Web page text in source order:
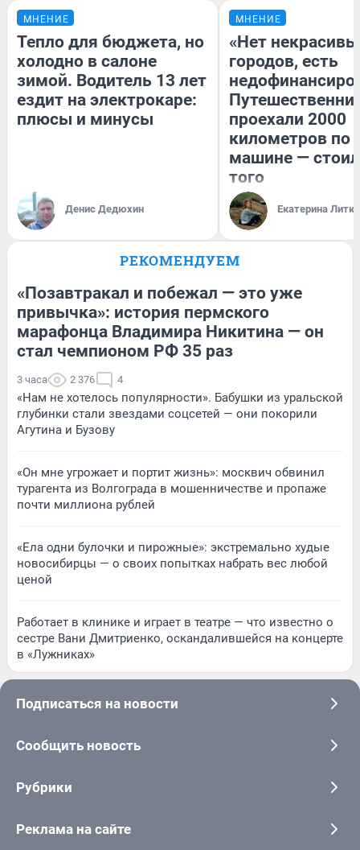
МНЕНИЕ
Тепло для бюджета, но
холодно в салоне
зимой. Водитель 13 лет
ездит на электрокаре:
плюсы и минусы
Денис Дедюхин
МНЕНИЕ
«Нет
городов, есть
проехали 2000
километров по
машине —
того
Екатерина
РЕКОМЕНДУЕМ
«Позавтракал и побежал — это уже
привычка»: история пермского
марафонца Владимира Никитина — он
стал чемпионом РФ 35 раз
3 часа 2 376 4
«Нам не хотелось популярности». Бабушки из уральской
глубинки стали звездами соцсетей — они покорили
Агутина и Бузову
«Он мне угрожает и портит жизнь»: москвич обвинил
турагента из Волгограда в мошенничестве и пропаже
почти миллиона рублей
«Ела одни булочки и пирожные»: экстремально худые
новосибирцы — о своих попытках набрать вес любой
ценой
Работает в клинике и играет в театре — что известно о
сестре Вани Дмитриенко, оскандалившейся на концерте
в «Лужниках»
Подписаться на новости
Сообщить новость
Рубрики
Реклама на сайте